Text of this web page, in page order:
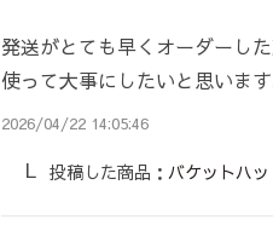
発送がとても早くオーダーし
使って大事にしたいと思います
2026/04/22 14:05:46
投稿した商品： バケットハッ